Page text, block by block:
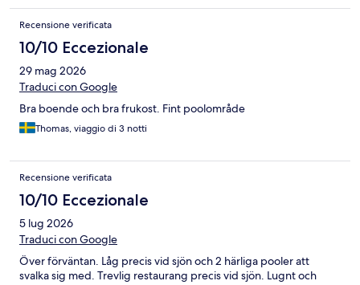
Recensione verificata
10/10 Eccezionale
29 mag 2026
Traduci con Google
Bra boende och bra frukost. Fint poolområde
Thomas, viaggio di 3 notti
Recensione verificata
10/10 Eccezionale
5 lug 2026
Traduci con Google
Över förväntan. Låg precis vid sjön och 2 härliga pooler att
svalka sig med. Trevlig restaurang precis vid sjön. Lugnt och